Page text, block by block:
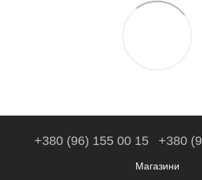
+380 (96) 155 00 15 +380
Магазини